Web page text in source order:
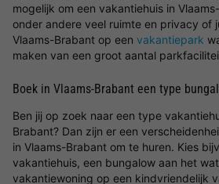
mogelijk om een vakantiehuis in
onder andere veel ruimte en privacy of
Vlaams-Brabant op een vakantiepark
maken van een groot aantal
Boek in Vlaams-Brabant een type
Ben jij op zoek naar een type
Brabant? Dan zijn er een
in Vlaams-Brabant om te huren. Kies
vakantiehuis, een bungalow aan het
vakantiewoning op een kindvriendelijk